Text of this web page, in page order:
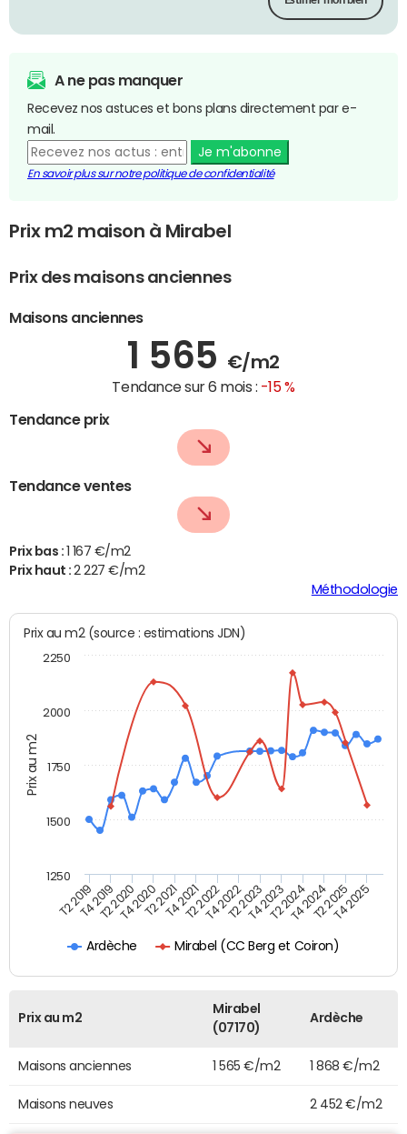
A ne pas manquer
Recevez nos astuces et bons plans directement par e-
mail.
Je m'abonne
En savoir plus sur notre politique de confidentialité
Prix m2 maison à Mirabel
Prix des maisons anciennes
Maisons anciennes
1 565 €/m2
Tendance sur 6 mois : -15 %
Tendance prix
Tendance ventes
Prix bas :
1 167 €/m2
Prix haut :2 227 €/m2
Méthodologie
Prix au m2
Prix au m2 (source : estimations JDN)
Ardèche Mirabel (CC Berg et Coiron)
T2 2019T4 2019T2 2020T4 2020T2 2021T4 2021T2 2022T4 2022T2 2023T4 2023T2 2024T4 2024T2 2025T4 2025
2000
1250
1500
1750
2250
Prix au m2
Mirabel
(07170)
Ardèche
Maisons anciennes 1 565 €/m2 1 868 €/m2
Maisons neuves 2 452 €/m2